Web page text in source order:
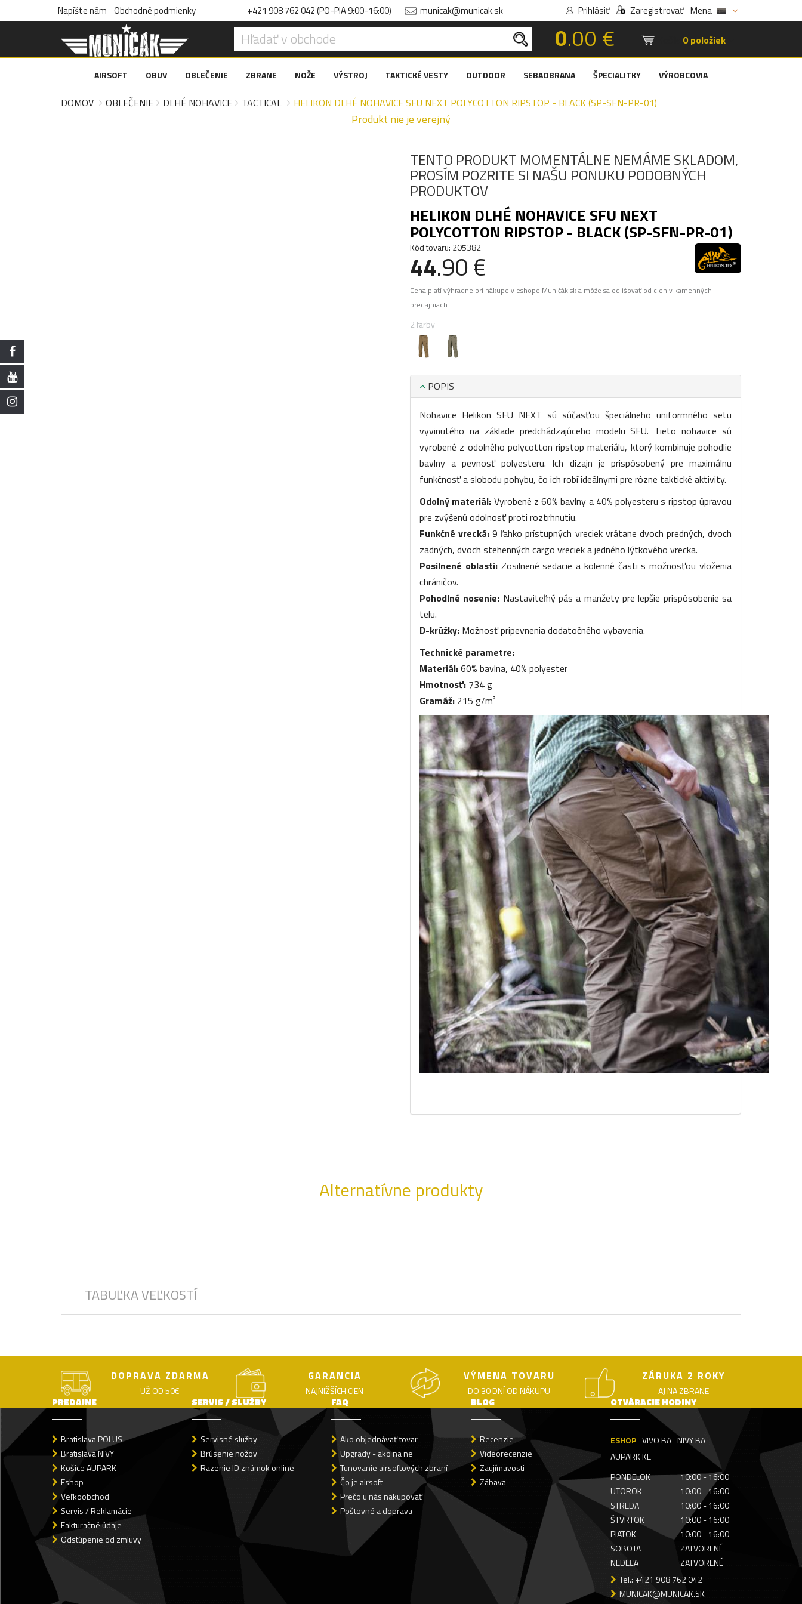
Napíšte nám Obchodné podmienky +421 908 762 042 (PO-PIA 9:00-16:00) municak@municak.sk Prihlásiť Zaregistrovať Mena
0.00 € 0 položiek
AIRSOFT OBUV OBLEČENIE ZBRANE NOŽE VÝSTROJ TAKTICKÉ VESTY OUTDOOR SEBAOBRANA ŠPECIALITKY VÝROBCOVIA
DOMOV OBLEČENIE DLHÉ NOHAVICE TACTICAL HELIKON DLHÉ NOHAVICE SFU NEXT POLYCOTTON RIPSTOP - BLACK (SP-SFN-PR-01)
Produkt nie je verejný
TENTO PRODUKT MOMENTÁLNE NEMÁME SKLADOM,
PROSÍM POZRITE SI NAŠU PONUKU PODOBNÝCH
PRODUKTOV
HELIKON DLHÉ NOHAVICE SFU NEXT
POLYCOTTON RIPSTOP - BLACK (SP-SFN-PR-01)
Kód tovaru: 205382
44.90 €
Cena platí výhradne pri nákupe v eshope Muničák.sk a môže sa odlišovať od cien v kamenných
predajniach.
2 farby
POPIS
Nohavice Helikon SFU NEXT sú súčasťou špeciálneho uniformného setu
vyvinutého na základe predchádzajúceho modelu SFU. Tieto nohavice sú
vyrobené z odolného polycotton ripstop materiálu, ktorý kombinuje pohodlie
bavlny a pevnosť polyesteru. Ich dizajn je prispôsobený pre maximálnu
funkčnosť a slobodu pohybu, čo ich robí ideálnymi pre rôzne taktické aktivity.
Odolný materiál: Vyrobené z 60% bavlny a 40% polyesteru s ripstop úpravou
pre zvýšenú odolnosť proti roztrhnutiu.
Funkčné vrecká:9 ľahko prístupných vreciek vrátane dvoch predných, dvoch
zadných, dvoch stehenných cargo vreciek a jedného lýtkového vrecka.
Posilnené oblasti: Zosilnené sedacie a kolenné časti s možnosťou vloženia
chráničov.
Pohodlné nosenie: Nastaviteľný pás a manžety pre lepšie prispôsobenie sa
telu.
D-krúžky: Možnosť pripevnenia dodatočného vybavenia.
Technické parametre:
Materiál:60% bavlna, 40% polyester
Hmotnosť: 734 g
Gramáž: 215 g/m²
Alternatívne produkty
TABUĽKA VEĽKOSTÍ
DOPRAVA ZDARMA
UŽ OD 50€
GARANCIA
NAJNIŽŠÍCH CIEN
VÝMENA TOVARU
DO 30 DNÍ OD NÁKUPU
ZÁRUKA 2 ROKY
AJ NA ZBRANE
PREDAJNE
Bratislava POLUS
Bratislava NIVY
Košice AUPARK
Eshop
Veľkoobchod
Servis / Reklamácie
Fakturačné údaje
Odstúpenie od zmluvy
SERVIS / SLUŽBY
Servisné služby
Brúsenie nožov
Razenie ID známok online
FAQ
Ako objednávať tovar
Upgrady - ako na ne
Tunovanie airsoftových zbraní
Čo je airsoft
Prečo u nás nakupovať
Poštovné a doprava
BLOG
Recenzie
Videorecenzie
Zaujímavosti
Zábava
OTVÁRACIE HODINY
ESHOP VIVO BA NIVY BA
AUPARK KE
PONDELOK
10:00 - 16:00
UTOROK
10:00 - 16:00
STREDA
10:00 - 16:00
ŠTVRTOK
10:00 - 16:00
PIATOK
10:00 - 16:00
SOBOTA
ZATVORENÉ
NEDEĽA
ZATVORENÉ
Tel.: +421 908 762 042
MUNICAK@MUNICAK.SK